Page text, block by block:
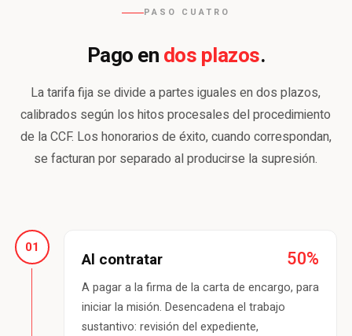
PASO CUATRO
Pago en dos plazos.
La tarifa fija se divide a partes iguales en dos plazos,
calibrados según los hitos procesales del procedimiento
de la CCF. Los honorarios de éxito, cuando correspondan,
se facturan por separado al producirse la supresión.
01
Al contratar 50%
A pagar a la firma de la carta de encargo, para
iniciar la misión. Desencadena el trabajo
sustantivo: revisión del expediente,